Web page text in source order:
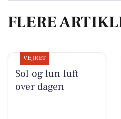
FLERE
VEJRET
Sol og lun luft
over dagen